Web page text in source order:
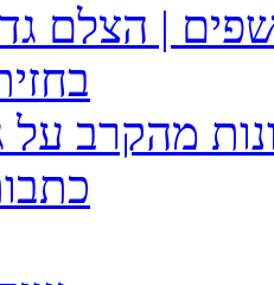
| הצלם
מהקרב על